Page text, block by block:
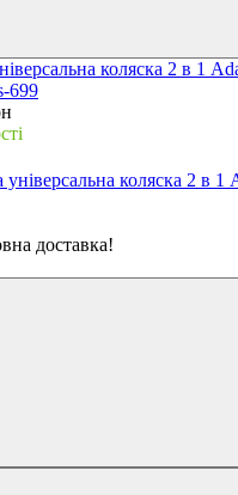
коляска 2 в 1
699
доставка!